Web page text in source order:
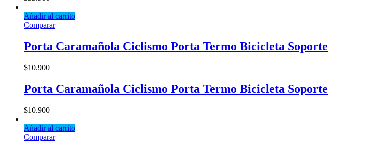
Añadir al carrito
Comparar
Porta Caramañola Ciclismo Porta Termo Bicicleta Soporte
$10.900
Porta Caramañola Ciclismo Porta Termo Bicicleta Soporte
$10.900
Añadir al carrito
Comparar